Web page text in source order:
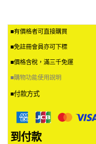
■有價格者可直接購買
■免註冊會員亦可下標
■價格含稅，滿三千免運
■購物功能使用說明
■付款方式
到付款